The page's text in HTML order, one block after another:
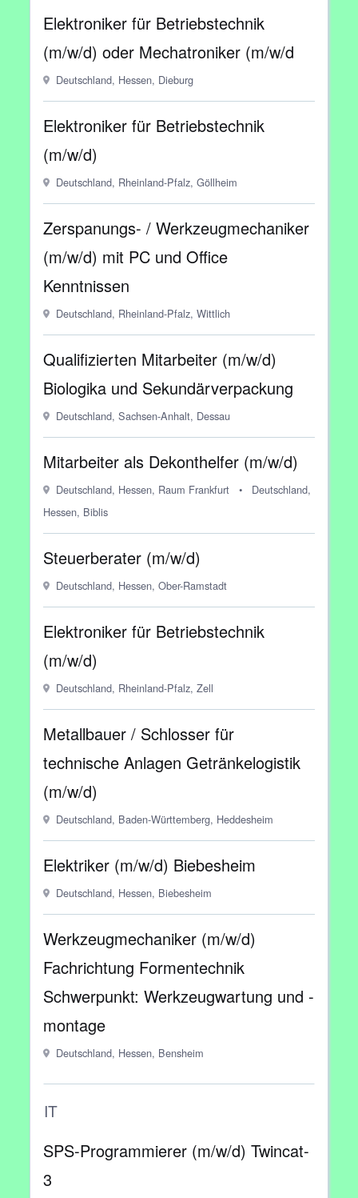
Elektroniker für Betriebstechnik
(m/w/d) oder Mechatroniker (m/w/d
Deutschland, Hessen, Dieburg
Elektroniker für Betriebstechnik
(m/w/d)
Deutschland, Rheinland-Pfalz, Göllheim
Zerspanungs- / Werkzeugmechaniker
(m/w/d) mit PC und Office
Kenntnissen
Deutschland, Rheinland-Pfalz, Wittlich
Qualifizierten Mitarbeiter (m/w/d)
Biologika und Sekundärverpackung
Deutschland, Sachsen-Anhalt, Dessau
Mitarbeiter als Dekonthelfer (m/w/d)
Deutschland, Hessen, Raum Frankfurt •
Deutschland,
Hessen, Biblis
Steuerberater (m/w/d)
Deutschland, Hessen, Ober-Ramstadt
Elektroniker für Betriebstechnik
(m/w/d)
Deutschland, Rheinland-Pfalz, Zell
Metallbauer / Schlosser für
technische Anlagen Getränkelogistik
(m/w/d)
Deutschland, Baden-Württemberg, Heddesheim
Elektriker (m/w/d) Biebesheim
Deutschland, Hessen, Biebesheim
Werkzeugmechaniker (m/w/d)
Fachrichtung Formentechnik
Schwerpunkt: Werkzeugwartung und -
montage
Deutschland, Hessen, Bensheim
IT
SPS-Programmierer (m/w/d) Twincat-
3